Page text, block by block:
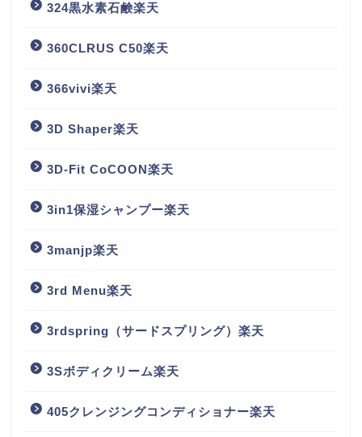
324黒水素石鹸楽天
360CLRUS C50楽天
366vivi楽天
3D Shaper楽天
3D-Fit CoCOON楽天
3in1保湿シャンプー楽天
3manjp楽天
3rd Menu楽天
3rdspring（サードスプリング）楽天
3Sボディクリーム楽天
405クレンジングコンディショナー楽天